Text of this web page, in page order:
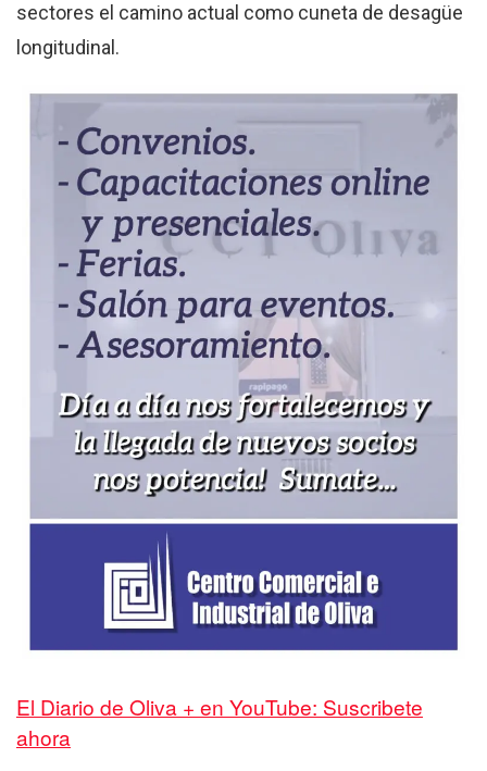
sectores el camino actual como cuneta de desagüe
longitudinal.
El Diario de Oliva + en YouTube: Suscribete
ahora